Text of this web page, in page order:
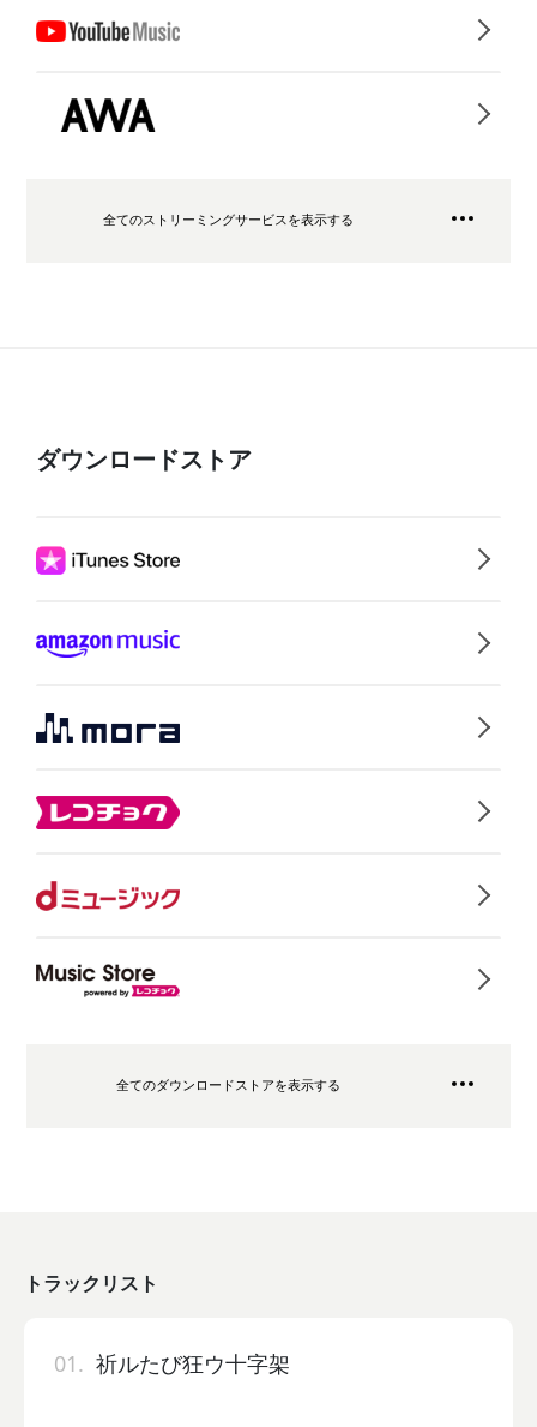
全てのストリーミングサービスを表示する
ダウンロードストア
全てのダウンロードストアを表示する
トラックリスト
01. 祈ルたび狂ウ十字架